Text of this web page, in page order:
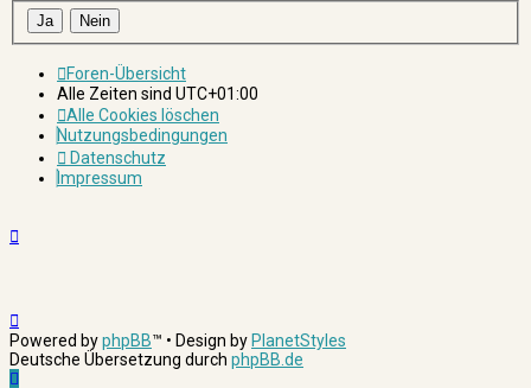
Foren-Übersicht
Alle Zeiten sind UTC+01:00
Alle Cookies löschen
Nutzungsbedingungen
Datenschutz
Impressum
Powered byphpBB™ • Design by PlanetStyles
Deutsche Übersetzung durch phpBB.de